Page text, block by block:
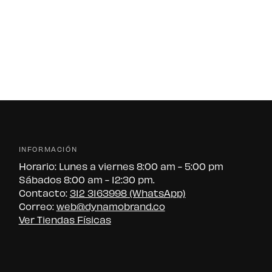
INFORMACIÓN
Horario: Lunes a viernes 8:00 am - 5:00 pm
Sábados 8:00 am - 12:30 pm.
Contacto:312 3163998 (WhatsApp)
Correo:web@dynamobrand.co
Ver Tiendas Físicas